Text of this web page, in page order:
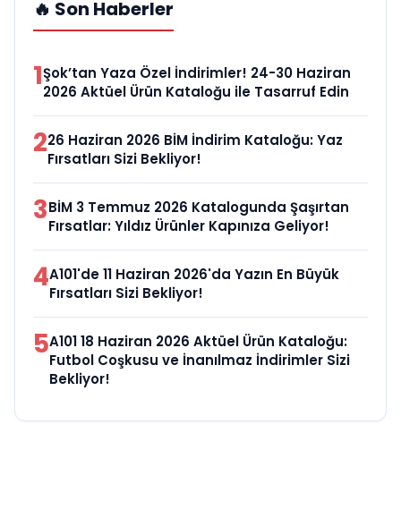
🔥 Son Haberler
1Şok’tan Yaza Özel İndirimler! 24-30 Haziran
2026 Aktüel Ürün Kataloğu ile Tasarruf Edin
226 Haziran 2026 BİM İndirim Kataloğu: Yaz
Fırsatları Sizi Bekliyor!
3BİM 3 Temmuz 2026 Katalogunda Şaşırtan
Fırsatlar: Yıldız Ürünler Kapınıza Geliyor!
4A101'de 11 Haziran 2026'da Yazın En Büyük
Fırsatları Sizi Bekliyor!
5A101 18 Haziran 2026 Aktüel Ürün Kataloğu:
Futbol Coşkusu ve İnanılmaz İndirimler Sizi
Bekliyor!